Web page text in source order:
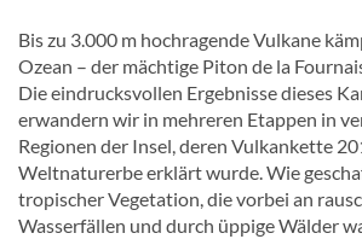
Bis zu 3.000 m hochragende Vulkane
Ozean – der mächtige Piton de la
Die eindrucksvollen Ergebnisse dieses
erwandern wir in mehreren Etappen in
Regionen der Insel, deren Vulkankette
Weltnaturerbe erklärt wurde. Wie
tropischer Vegetation, die vorbei an
Wasserfällen und durch üppige Wälder